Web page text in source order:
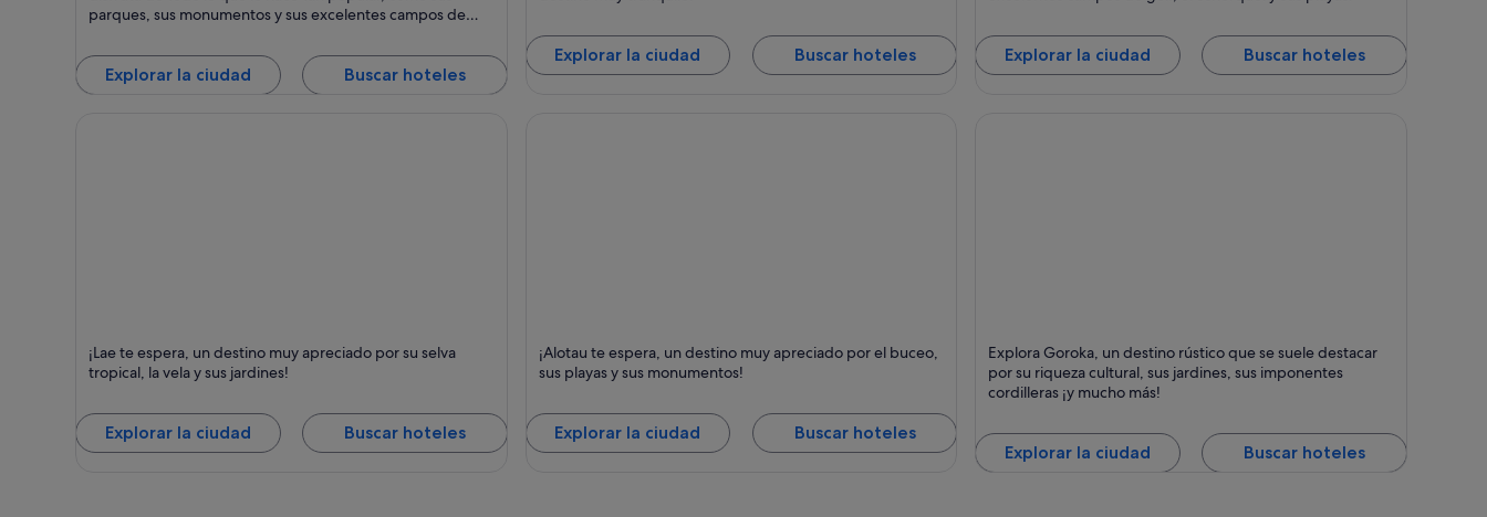
parques, sus monumentos y sus excelentes campos de
Explorar la ciudad Buscar hoteles
Tropical y Visitas guiadas
Explorar la ciudad Buscar hoteles
guiadas, Esnórquel y Mar
Explorar la ciudad Buscar hoteles
Puntos fuertes: Selvas, Observación de aves y Junglas
¡Lae te espera, un destino muy apreciado por su selva
tropical, la vela y sus jardines!
Explorar la ciudad Buscar hoteles
Puntos fuertes: Negocios, Mar y Buceo
¡Alotau te espera, un destino muy apreciado por el buceo,
sus playas y sus monumentos!
Explorar la ciudad Buscar hoteles
Puntos fuertes: Jardines, Cultura y Montañas
Explora Goroka, un destino rústico que se suele destacar
por su riqueza cultural, sus jardines, sus imponentes
cordilleras ¡y mucho más!
Explorar la ciudad Buscar hoteles